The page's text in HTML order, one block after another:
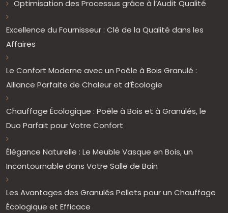
Optimisation des Processus grâce à l’Audit Qualité
Excellence du Fournisseur : Clé de la Qualité dans les
Affaires
Le Confort Moderne avec un Poêle à Bois Granulé :
Alliance Parfaite de Chaleur et d’Écologie
Chauffage Écologique : Poêle à Bois et à Granulés, le
Duo Parfait pour Votre Confort
Élégance Naturelle : Le Meuble Vasque en Bois, un
Incontournable dans Votre Salle de Bain
Les Avantages des Granulés Pellets pour un Chauffage
Écologique et Efficace